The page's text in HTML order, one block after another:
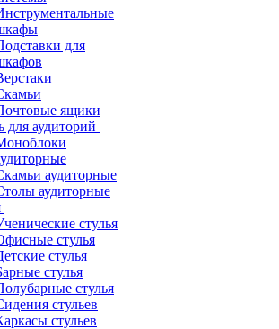
для
ящики
для аудиторий
аудиторные
аудиторные
стулья
стулья
стулья
стулья
стулья
стульев
стульев